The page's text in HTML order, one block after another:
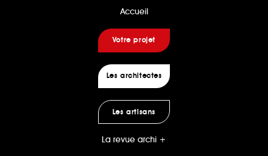
Accueil
Votre projet
Les architectes
Les artisans
La revue archi +